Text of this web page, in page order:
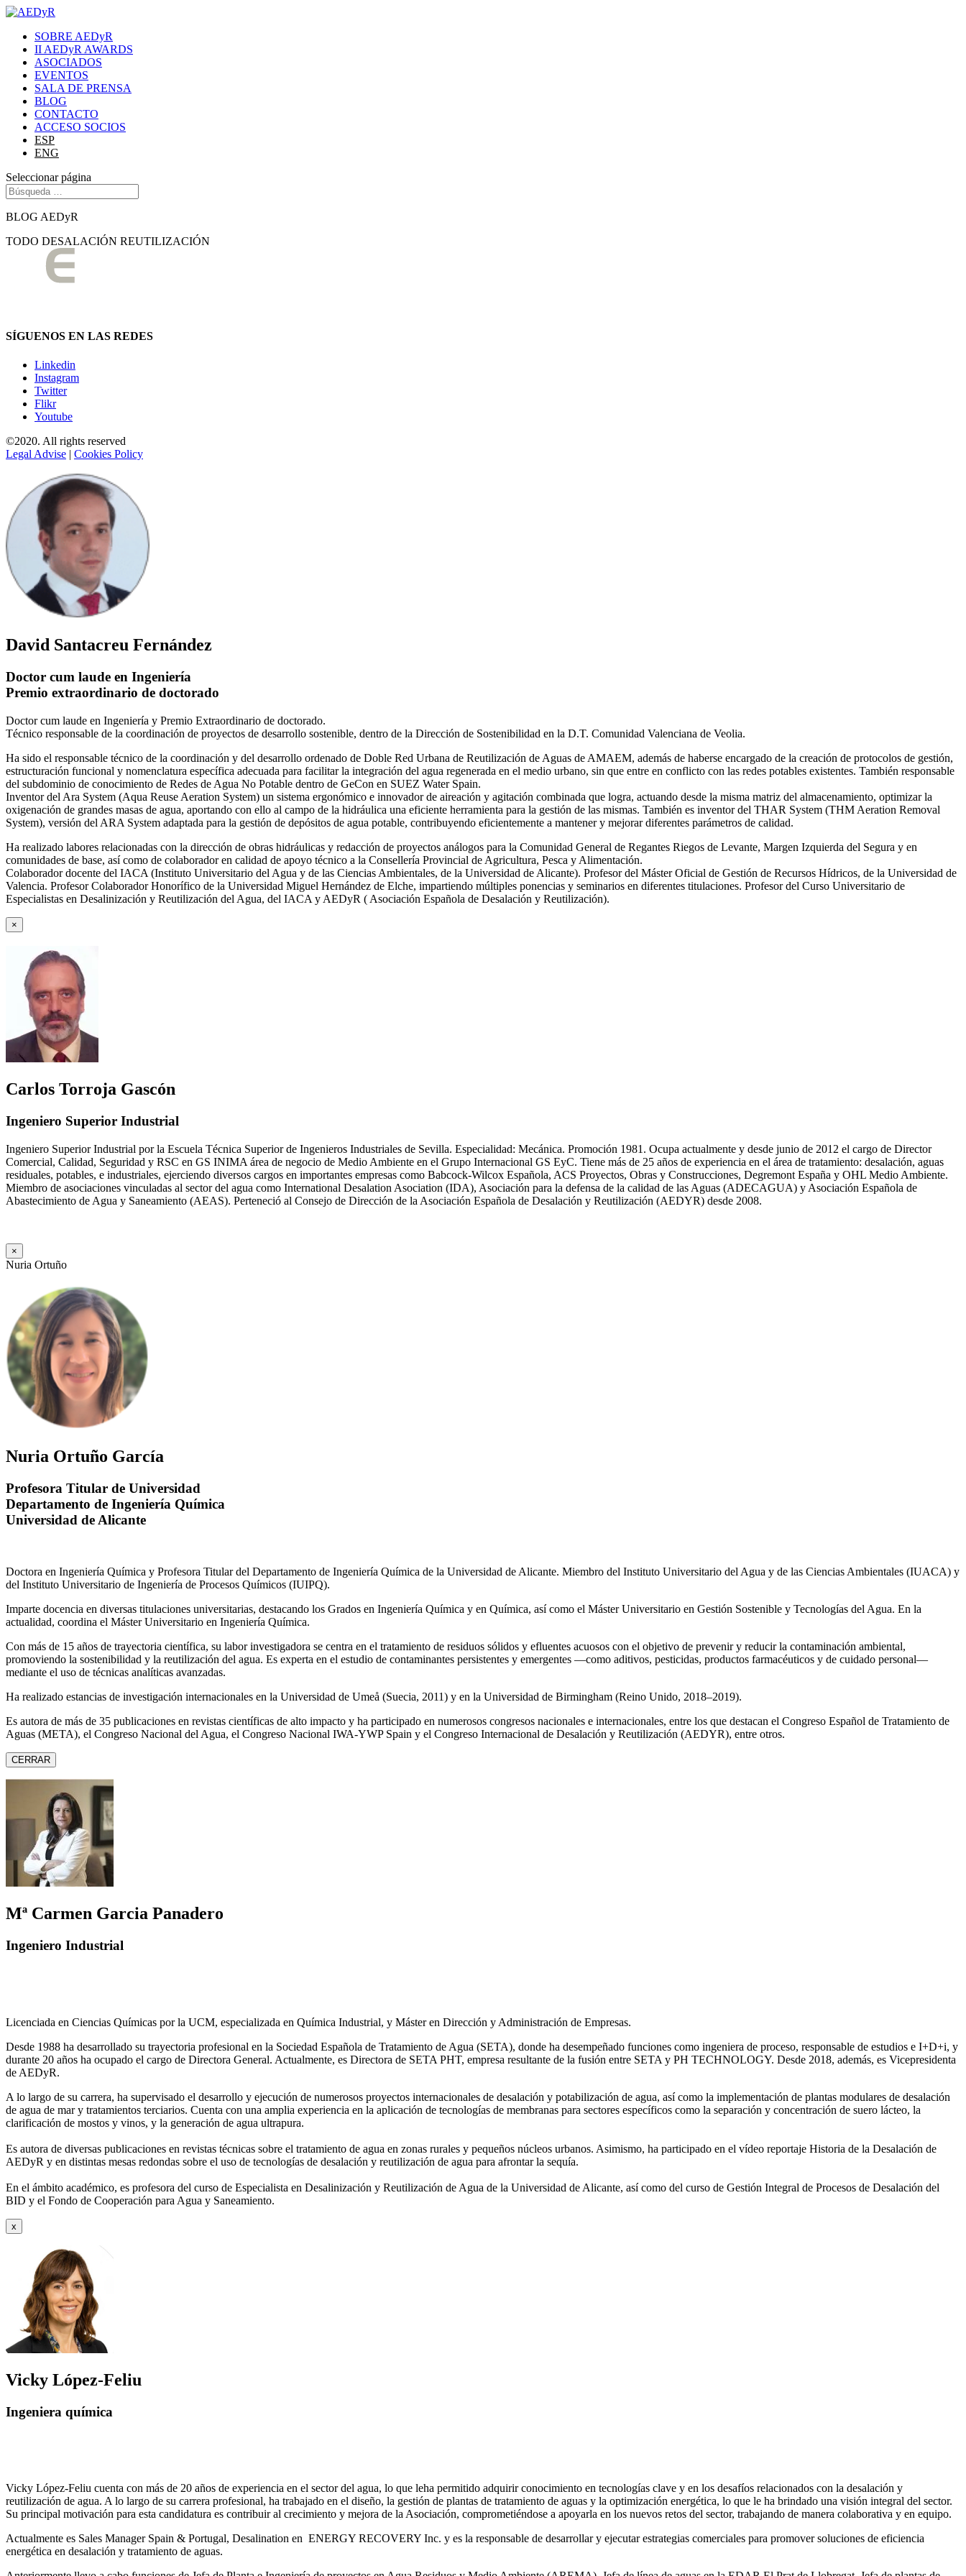
SOBRE AEDyR
II AEDyR AWARDS
ASOCIADOS
EVENTOS
SALA DE PRENSA
BLOG
CONTACTO
ACCESO SOCIOS
ESP
ENG
Seleccionar página
BLOG AEDyR
TODO DESALACIÓN REUTILIZACIÓN
SÍGUENOS EN LAS REDES
Linkedin
Instagram
Twitter
Flikr
Youtube
©2020. All rights reserved
Legal Advise | Cookies Policy
David Santacreu Fernández
Doctor cum laude en Ingeniería
Premio extraordinario de doctorado
Doctor cum laude en Ingeniería y Premio Extraordinario de doctorado.
Técnico responsable de la coordinación de proyectos de desarrollo sostenible, dentro de la Dirección de Sostenibilidad en la D.T. Comunidad Valenciana de Veolia.
Ha sido el responsable técnico de la coordinación y del desarrollo ordenado de Doble Red Urbana de Reutilización de Aguas de AMAEM, además de haberse encargado de la creación de protocolos de gestión,
estructuración funcional y nomenclatura específica adecuada para facilitar la integración del agua regenerada en el medio urbano, sin que entre en conflicto con las redes potables existentes. También responsable
del subdominio de conocimiento de Redes de Agua No Potable dentro de GeCon en SUEZ Water Spain.
Inventor del Ara System (Aqua Reuse Aeration System) un sistema ergonómico e innovador de aireación y agitación combinada que logra, actuando desde la misma matriz del almacenamiento, optimizar la
oxigenación de grandes masas de agua, aportando con ello al campo de la hidráulica una eficiente herramienta para la gestión de las mismas. También es inventor del THAR System (THM Aeration Removal
System), versión del ARA System adaptada para la gestión de depósitos de agua potable, contribuyendo eficientemente a mantener y mejorar diferentes parámetros de calidad.
Ha realizado labores relacionadas con la dirección de obras hidráulicas y redacción de proyectos análogos para la Comunidad General de Regantes Riegos de Levante, Margen Izquierda del Segura y en
comunidades de base, así como de colaborador en calidad de apoyo técnico a la Consellería Provincial de Agricultura, Pesca y Alimentación.
Colaborador docente del IACA (Instituto Universitario del Agua y de las Ciencias Ambientales, de la Universidad de Alicante). Profesor del Máster Oficial de Gestión de Recursos Hídricos, de la Universidad de
Valencia. Profesor Colaborador Honorífico de la Universidad Miguel Hernández de Elche, impartiendo múltiples ponencias y seminarios en diferentes titulaciones. Profesor del Curso Universitario de
Especialistas en Desalinización y Reutilización del Agua, del IACA y AEDyR ( Asociación Española de Desalación y Reutilización).
×
Carlos Torroja Gascón
Ingeniero Superior Industrial
Ingeniero Superior Industrial por la Escuela Técnica Superior de Ingenieros Industriales de Sevilla. Especialidad: Mecánica. Promoción 1981. Ocupa actualmente y desde junio de 2012 el cargo de Director
Comercial, Calidad, Seguridad y RSC en GS INIMA área de negocio de Medio Ambiente en el Grupo Internacional GS EyC. Tiene más de 25 años de experiencia en el área de tratamiento: desalación, aguas
residuales, potables, e industriales, ejerciendo diversos cargos en importantes empresas como Babcock-Wilcox Española, ACS Proyectos, Obras y Construcciones, Degremont España y OHL Medio Ambiente.
Miembro de asociaciones vinculadas al sector del agua como International Desalation Asociation (IDA), Asociación para la defensa de la calidad de las Aguas (ADECAGUA) y Asociación Española de
Abastecimiento de Agua y Saneamiento (AEAS). Perteneció al Consejo de Dirección de la Asociación Española de Desalación y Reutilización (AEDYR) desde 2008.
×
Nuria Ortuño
Nuria Ortuño García
Profesora Titular de Universidad
Departamento de Ingeniería Química
Universidad de Alicante
Doctora en Ingeniería Química y Profesora Titular del Departamento de Ingeniería Química de la Universidad de Alicante. Miembro del Instituto Universitario del Agua y de las Ciencias Ambientales (IUACA) y
del Instituto Universitario de Ingeniería de Procesos Químicos (IUIPQ).
Imparte docencia en diversas titulaciones universitarias, destacando los Grados en Ingeniería Química y en Química, así como el Máster Universitario en Gestión Sostenible y Tecnologías del Agua. En la
actualidad, coordina el Máster Universitario en Ingeniería Química.
Con más de 15 años de trayectoria científica, su labor investigadora se centra en el tratamiento de residuos sólidos y efluentes acuosos con el objetivo de prevenir y reducir la contaminación ambiental,
promoviendo la sostenibilidad y la reutilización del agua. Es experta en el estudio de contaminantes persistentes y emergentes —como aditivos, pesticidas, productos farmacéuticos y de cuidado personal—
mediante el uso de técnicas analíticas avanzadas.
Ha realizado estancias de investigación internacionales en la Universidad de Umeå (Suecia, 2011) y en la Universidad de Birmingham (Reino Unido, 2018–2019).
Es autora de más de 35 publicaciones en revistas científicas de alto impacto y ha participado en numerosos congresos nacionales e internacionales, entre los que destacan el Congreso Español de Tratamiento de
Aguas (META), el Congreso Nacional del Agua, el Congreso Nacional IWA‑YWP Spain y el Congreso Internacional de Desalación y Reutilización (AEDYR), entre otros.
CERRAR
Mª Carmen Garcia Panadero
Ingeniero Industrial
Licenciada en Ciencias Químicas por la UCM, especializada en Química Industrial, y Máster en Dirección y Administración de Empresas.
Desde 1988 ha desarrollado su trayectoria profesional en la Sociedad Española de Tratamiento de Agua (SETA), donde ha desempeñado funciones como ingeniera de proceso, responsable de estudios e I+D+i, y
durante 20 años ha ocupado el cargo de Directora General. Actualmente, es Directora de SETA PHT, empresa resultante de la fusión entre SETA y PH TECHNOLOGY. Desde 2018, además, es Vicepresidenta
de AEDyR.
A lo largo de su carrera, ha supervisado el desarrollo y ejecución de numerosos proyectos internacionales de desalación y potabilización de agua, así como la implementación de plantas modulares de desalación
de agua de mar y tratamientos terciarios. Cuenta con una amplia experiencia en la aplicación de tecnologías de membranas para sectores específicos como la separación y concentración de suero lácteo, la
clarificación de mostos y vinos, y la generación de agua ultrapura.
Es autora de diversas publicaciones en revistas técnicas sobre el tratamiento de agua en zonas rurales y pequeños núcleos urbanos. Asimismo, ha participado en el vídeo reportaje Historia de la Desalación de
AEDyR y en distintas mesas redondas sobre el uso de tecnologías de desalación y reutilización de agua para afrontar la sequía.
En el ámbito académico, es profesora del curso de Especialista en Desalinización y Reutilización de Agua de la Universidad de Alicante, así como del curso de Gestión Integral de Procesos de Desalación del
BID y el Fondo de Cooperación para Agua y Saneamiento.
x
Vicky López-Feliu
Ingeniera química
Vicky López-Feliu cuenta con más de 20 años de experiencia en el sector del agua, lo que leha permitido adquirir conocimiento en tecnologías clave y en los desafíos relacionados con la desalación y
reutilización de agua. A lo largo de su carrera profesional, ha trabajado en el diseño, la gestión de plantas de tratamiento de aguas y la optimización energética, lo que le ha brindado una visión integral del sector.
Su principal motivación para esta candidatura es contribuir al crecimiento y mejora de la Asociación, comprometiéndose a apoyarla en los nuevos retos del sector, trabajando de manera colaborativa y en equipo.
Actualmente es Sales Manager Spain & Portugal, Desalination en ENERGY RECOVERY Inc. y es la responsable de desarrollar y ejecutar estrategias comerciales para promover soluciones de eficiencia
energética en desalación y tratamiento de aguas.